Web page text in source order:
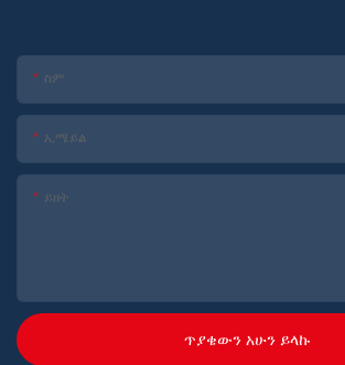
ስም
ኢሜይል
ይዘት
ጥያቄውን አሁን ይላኩ